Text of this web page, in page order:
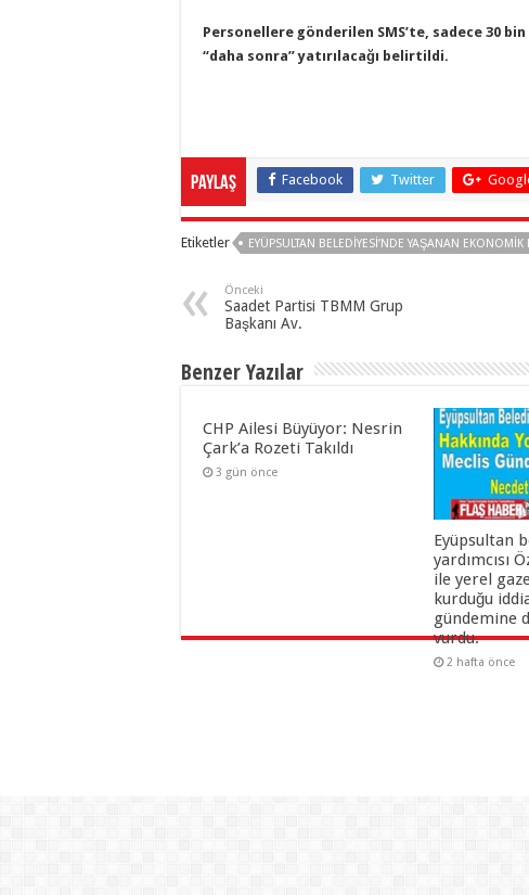
Personellere gönderilen SMS’te, sadece 30
“daha sonra” yatırılacağı belirtildi.
Paylaş Facebook Twitter
Etiketler EYÜPSULTAN BELEDIYESI’NDE YAŞANAN
Önceki
Saadet Partisi TBMM Grup
Başkanı Av.
Benzer Yazılar
CHP Ailesi Büyüyor: Nesrin
Çark’a Rozeti Takıldı
3 gün önce
Eyüpsultan
yardımcısı
ile yerel
kurduğu
gündemine
vurdu.
2 hafta önce